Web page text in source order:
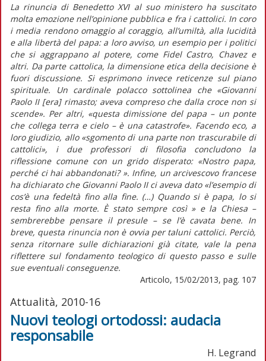
La rinuncia di Benedetto XVI al suo ministero ha suscitato
molta emozione nell’opinione pubblica e fra i cattolici. In coro
i media rendono omaggio al coraggio, all’umiltà, alla lucidità
e alla libertà del papa: a loro avviso, un esempio per i politici
che si aggrappano al potere, come Fidel Castro, Chavez e
altri. Da parte cattolica, la dimensione etica della decisione è
fuori discussione. Si esprimono invece reticenze sul piano
spirituale. Un cardinale polacco sottolinea che «Giovanni
Paolo II [era] rimasto; aveva compreso che dalla croce non si
scende». Per altri, «questa dimissione del papa – un ponte
che collega terra e cielo – è una catastrofe». Facendo eco, a
loro giudizio, allo «sgomento di una parte non trascurabile di
cattolici», i due professori di filosofia concludono la
riflessione comune con un grido disperato: «Nostro papa,
perché ci hai abbandonati? ». Infine, un arcivescovo francese
ha dichiarato che Giovanni Paolo II ci aveva dato «l’esempio di
cos’è una fedeltà fino alla fine. (…) Quando si è papa, lo si
resta fino alla morte. È stato sempre così » e la Chiesa –
sembrerebbe pensare il presule – se l’è cavata bene. In
breve, questa rinuncia non è ovvia per taluni cattolici. Perciò,
senza ritornare sulle dichiarazioni già citate, vale la pena
riflettere sul fondamento teologico di questo passo e sulle
sue eventuali conseguenze.
Articolo, 15/02/2013, pag. 107
Attualità, 2010-16
Nuovi teologi ortodossi: audacia
responsabile
H. Legrand